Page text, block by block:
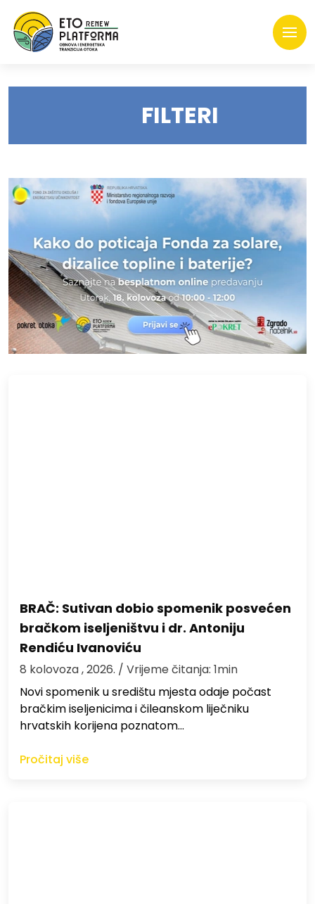
FILTERI
BRAČ: Sutivan dobio spomenik posvećen
bračkom iseljeništvu i dr. Antoniju
Rendiću Ivanoviću
8 kolovoza , 2026. / Vrijeme čitanja: 1min
Novi spomenik u središtu mjesta odaje počast
bračkim iseljenicima i čileanskom liječniku
hrvatskih korijena poznatom…
Pročitaj više